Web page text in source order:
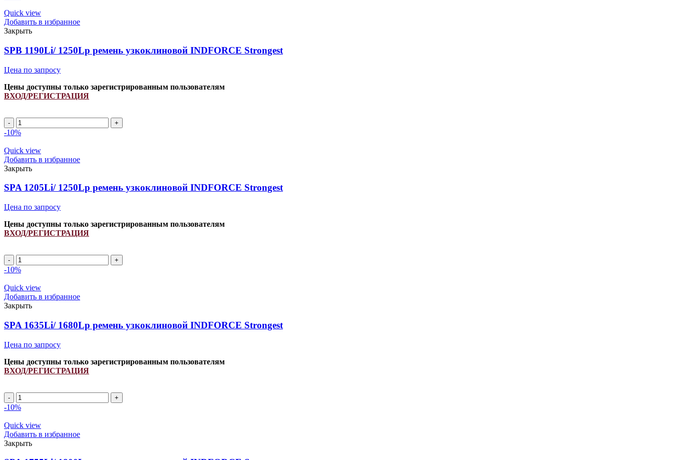
Quick view
Добавить в избранное
Закрыть
SPB 1190Li/ 1250Lp ремень узкоклиновой INDFORCE Strongest
Цена по запросу
Цены доступны только зарегистрированным пользователям
ВХОД/РЕГИСТРАЦИЯ
SPB
1190Li/
ремень
узкоклиновой
INDFORCE
Strongest
quantity
-10%
Quick view
Добавить в избранное
Закрыть
SPA 1205Li/ 1250Lp ремень узкоклиновой INDFORCE Strongest
Цена по запросу
Цены доступны только зарегистрированным пользователям
ВХОД/РЕГИСТРАЦИЯ
SPA
1205Li/
ремень
узкоклиновой
INDFORCE
Strongest
quantity
-10%
Quick view
Добавить в избранное
Закрыть
SPA 1635Li/ 1680Lp ремень узкоклиновой INDFORCE Strongest
Цена по запросу
Цены доступны только зарегистрированным пользователям
ВХОД/РЕГИСТРАЦИЯ
SPA
1635Li/
ремень
узкоклиновой
INDFORCE
Strongest
-10%
Quick view
Добавить в избранное
Закрыть